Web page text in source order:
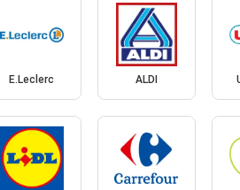
E.Leclerc ALDI